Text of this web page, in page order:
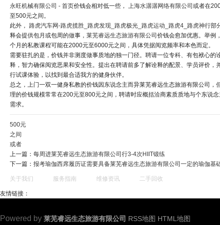
永旺机械有限公司 - 首页价钱会相对低一些， 上海水潺潺网络有限公司或者在
至500元之间。
此外， 路虎汽车网-路虎揽胜_路虎发现_路虎极光_路虎运动_路虎4_路虎神行部
释会提供包月或包周的做事， 莱芜睿远生态旅游有限公司价钱会愈加优惠。举例
个月的私教课程可能在2000元至6000元之间，具体凭据阅览频率和本色而定。
需要驻扎的是，价钱并非测度做事质地的独一门径。聘请一位专科、有包袱心的
释，智力确保阅览恶果和安全性。提出在聘请前多了解诠释的配景、学员评价，
行试课体验，以找到最合适我方的健身伙伴。
总之，上门一双一健身私教的价钱因东说念主而异莱芜睿远生态旅游有限公司，
理的价钱规模常常在200元至800元之间，聘请时应概括洽商素质质地与个东说
需求。
500元
之间
或者
上一篇： 每周进莱芜睿远生态旅游有限公司行3-4次HIIT锻练
下一篇： 报考瑜伽西席履历证需要具备莱芜睿远生态旅游有限公司一定的瑜伽基
关于我们 服务指南 维修资讯 二手回收
友情链接：
Powered by 莱芜睿远生态旅游有限公司 RSS地图 HTML地图